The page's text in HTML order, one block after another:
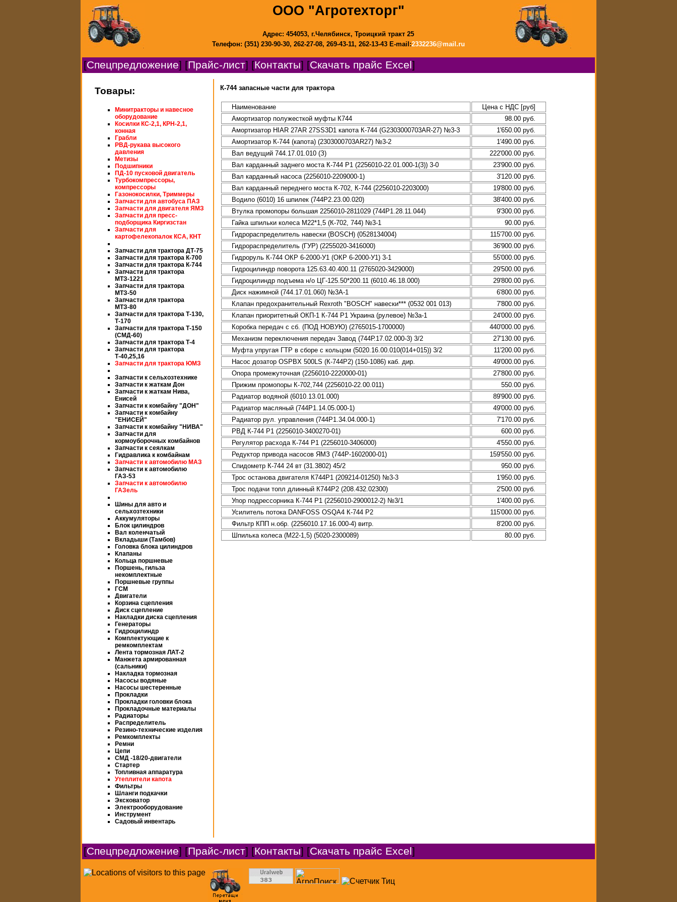
ООО "Агротехторг"
Адрес: 454053, г.Челябинск, Троицкий тракт 25
Телефон: (351) 230-90-30, 262-27-08, 269-43-11, 262-13-43 E-mail:2332236@mail.ru
[Спецпредложение] [Прайс-лист] [Контакты] [Скачать прайс Excel]
Товары:
Минитракторы и навесное
оборудование
Косилки КС-2,1, КРН-2,1,
конная
Грабли
РВД-рукава высокого
давления
Метизы
Подшипники
ПД-10 пусковой двигатель
Турбокомпрессоры,
компрессоры
Газонокосилки, Триммеры
Запчасти для автобуса ПАЗ
Запчасти для двигателя ЯМЗ
Запчасти для пресс-
подборщика Киргизстан
Запчасти для
картофелекопалок КСА, КНТ
Запчасти для трактора ДТ-75
Запчасти для трактора К-700
Запчасти для трактора К-744
Запчасти для трактора
МТЗ-1221
Запчасти для трактора
МТЗ-50
Запчасти для трактора
МТЗ-80
Запчасти для трактора Т-130,
Т-170
Запчасти для трактора Т-150
(СМД-60)
Запчасти для трактора Т-4
Запчасти для трактора
Т-40,25,16
Запчасти для трактора ЮМЗ
Запчасти к сельхозтехнике
Запчасти к жаткам Дон
Запчасти к жаткам Нива,
Енисей
Запчасти к комбайну "ДОН"
Запчасти к комбайну
"ЕНИСЕЙ"
Запчасти к комбайну "НИВА"
Запчасти для
кормоуборочных комбайнов
Запчасти к сеялкам
Гидравлика к комбайнам
Запчасти к автомобилю МАЗ
Запчасти к автомобилю
ГАЗ-53
Запчасти к автомобилю
ГАЗель
Шины для авто и
сельхозтехники
Аккумуляторы
Блок цилиндров
Вал коленчатый
Вкладыши (Тамбов)
Головка блока цилиндров
Клапаны
Кольца поршневые
Поршень, гильза
некомплектные
Поршневые группы
ГСМ
Двигатели
Корзина сцепления
Диск сцепление
Накладки диска сцепления
Генераторы
Гидроцилиндр
Комплектующие к
ремкомплектам
Лента тормозная ЛАТ-2
Манжета армированная
(сальники)
Накладка тормозная
Насосы водяные
Насосы шестеренные
Прокладки
Прокладки головки блока
Прокладочные материалы
Радиаторы
Распределитель
Резино-технические изделия
Ремкомплекты
Ремни
Цепи
СМД -18/20-двигатели
Стартер
Топливная аппаратура
Утеплители капота
Фильтры
Шланги подкачки
Эксковатор
Электрооборудование
Инструмент
Садовый инвентарь
К-744 запасные части для трактора
Наименование
Цена с НДС [руб]
Амортизатор полужесткой муфты К744
98.00 руб.
Амортизатор HIAR 27AR 27SS3D1 капота К-744 (G2303000703АR-27) №3-3
1'650.00 руб.
Амортизатор К-744 (капота) (2303000703АR27) №3-2
1'490.00 руб.
Вал ведущий 744.17.01.010 (З)
222'000.00 руб.
Вал карданный заднего моста К-744 Р1 (2256010-22.01.000-1(3)) 3-0
23'900.00 руб.
Вал карданный насоса (2256010-2209000-1)
3'120.00 руб.
Вал карданный переднего моста К-702, К-744 (2256010-2203000)
19'800.00 руб.
Водило (6010) 16 шпилек (744Р2.23.00.020)
38'400.00 руб.
Втулка промопоры большая 2256010-2811029 (744Р1.28.11.044)
9'300.00 руб.
Гайка шпильки колеса М22*1,5 (К-702, 744) №3-1
90.00 руб.
Гидрораспределитель навески (BOSСH) (0528134004)
115'700.00 руб.
Гидрораспределитель (ГУР) (2255020-3416000)
36'900.00 руб.
Гидроруль К-744 ОКР 6-2000-У1 (ОКР 6-2000-У1) 3-1
55'000.00 руб.
Гидроцилиндр поворота 125.63.40.400.11 (2765020-3429000)
29'500.00 руб.
Гидроцилиндр подъема н/о ЦГ-125.50*200.11 (6010.46.18.000)
29'800.00 руб.
Диск нажимной (744.17.01.060) №3А-1
6'800.00 руб.
Клапан предохранительный Rexroth "BOSCH" навески*** (0532 001 013)
7'800.00 руб.
Клапан приоритетный ОКП-1 К-744 Р1 Украина (рулевое) №3а-1
24'000.00 руб.
Коробка передач с сб. (ПОД НОВУЮ) (2765015-1700000)
440'000.00 руб.
Механизм переключения передач Завод (744Р.17.02.000-3) 3/2
27'130.00 руб.
Муфта упругая ГТР в сборе с кольцом (5020.16.00.010(014+015)) 3/2
11'200.00 руб.
Насос дозатор OSPBX 500LS (К-744Р2) (150-1086) каб. дир.
49'000.00 руб.
Опора промежуточная (2256010-2220000-01)
27'800.00 руб.
Прижим промопоры К-702,744 (2256010-22.00.011)
550.00 руб.
Радиатор водяной (6010.13.01.000)
89'900.00 руб.
Радиатор масляный (744Р1.14.05.000-1)
49'000.00 руб.
Радиатор рул. управления (744Р1.34.04.000-1)
7'170.00 руб.
РВД К-744 Р1 (2256010-3400270-01)
600.00 руб.
Регулятор расхода К-744 Р1 (2256010-3406000)
4'550.00 руб.
Редуктор привода насосов ЯМЗ (744Р-1602000-01)
159'550.00 руб.
Спидометр К-744 24 вт (31.3802) 45/2
950.00 руб.
Трос останова двигателя К744Р1 (209214-01250) №3-3
1'950.00 руб.
Трос подачи топл длинный К744Р2 (208.432.02300)
2'500.00 руб.
Упор подрессорника К-744 Р1 (2256010-2900012-2) №3/1
1'400.00 руб.
Усилитель потока DАNFОSS ОSQА4 К-744 Р2
115'000.00 руб.
Фильтр КПП н.обр. (2256010.17.16.000-4) витр.
8'200.00 руб.
Шпилька колеса (М22-1,5) (5020-2300089)
80.00 руб.
[Спецпредложение] [Прайс-лист] [Контакты] [Скачать прайс Excel]